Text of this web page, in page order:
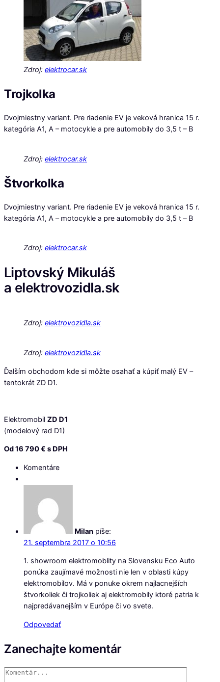
Zdroj: elektrocar.sk
Trojkolka
Dvojmiestny variant. Pre riadenie EV je veková hranica 15 r.
kategória A1, A – motocykle a pre automobily do 3,5 t – B
Zdroj: elektrocar.sk
Štvorkolka
Dvojmiestny variant. Pre riadenie EV je veková hranica 15 r.
kategória A1, A – motocykle a pre automobily do 3,5 t – B
Zdroj: elektrocar.sk
Liptovský Mikuláš
a elektrovozidla.sk
Zdroj: elektrovozidla.sk
Zdroj: elektrovozidla.sk
Ďalším obchodom kde si môžte osahať a kúpiť malý EV –
tentokrát ZD D1.
Elektromobil ZD D1
(modelový rad D1)
Od 16 790 € s DPH
Komentáre
Milan píše:
21. septembra 2017 o 10:56
1. showroom elektromoblity na Slovensku Eco Auto
ponúka zaujímavé možnosti nie len v oblasti kúpy
elektromobilov. Má v ponuke okrem najlacnejších
štvorkoliek či trojkoliek aj elektromobily ktoré patria k
najpredávanejším v Európe či vo svete.
Odpovedať
Zanechajte komentár